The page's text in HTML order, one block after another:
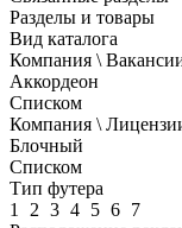
Разделы и товары
Вид каталога
Компания \
Аккордеон
Списком
Компания \
Блочный
Списком
Тип футера
1
2 3 4 5 6 7